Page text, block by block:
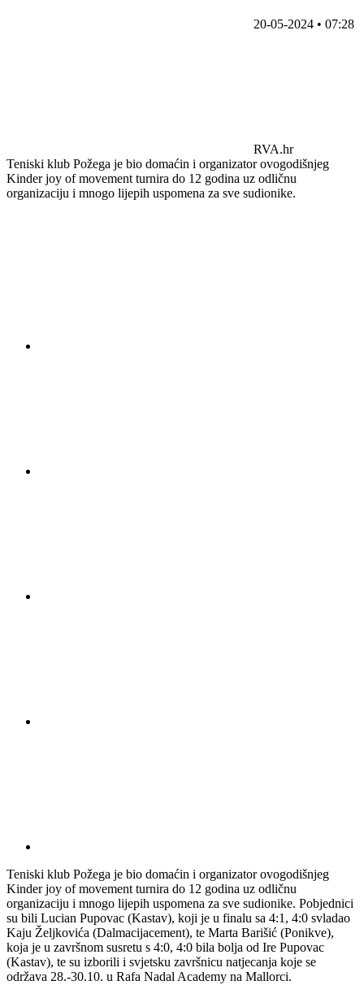
20-05-2024 • 07:28
RVA.hr
Teniski klub Požega je bio domaćin i organizator ovogodišnjeg
Kinder joy of movement turnira do 12 godina uz odličnu
organizaciju i mnogo lijepih uspomena za sve sudionike.
Teniski klub Požega je bio domaćin i organizator ovogodišnjeg
Kinder joy of movement turnira do 12 godina uz odličnu
organizaciju i mnogo lijepih uspomena za sve sudionike. Pobjednici
su bili Lucian Pupovac (Kastav), koji je u finalu sa 4:1, 4:0 svladao
Kaju Željkovića (Dalmacijacement), te Marta Barišić (Ponikve),
koja je u završnom susretu s 4:0, 4:0 bila bolja od Ire Pupovac
(Kastav), te su izborili i svjetsku završnicu natjecanja koje se
održava 28.-30.10. u Rafa Nadal Academy na Mallorci.